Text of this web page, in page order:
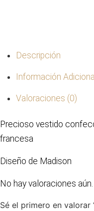
Descripción
Información Adicional
Valoraciones (0)
Precioso vestido
francesa
Diseño de Madison
No hay valoraciones aún.
Sé el primero en valorar